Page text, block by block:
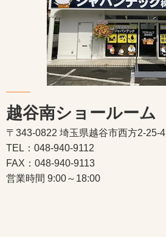
越谷南ショールーム
〒343-0822 埼玉県越谷市西方2-25-4
TEL：048-940-9112
FAX：048-940-9113
営業時間 9:00～18:00